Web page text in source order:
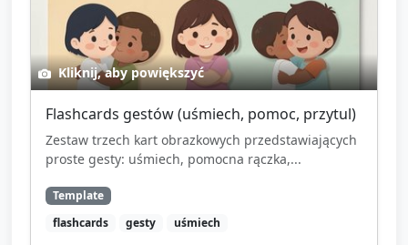
Kliknij, aby powiększyć
Flashcards gestów (uśmiech, pomoc, przytul)
Zestaw trzech kart obrazkowych przedstawiających
proste gesty: uśmiech, pomocna rączka,...
Template
flashcards
gesty uśmiech